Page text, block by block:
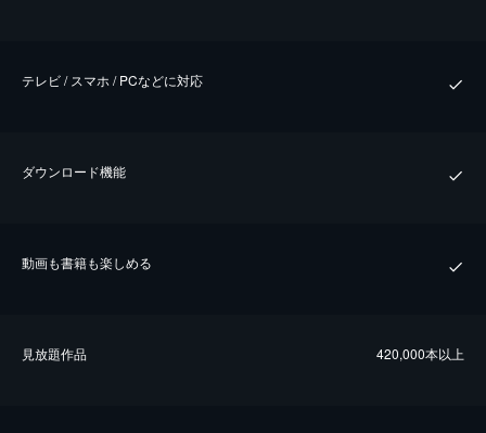
テレビ / スマホ / PCなどに対応
ダウンロード機能
動画も書籍も楽しめる
⾒放題作品 420,000本以上